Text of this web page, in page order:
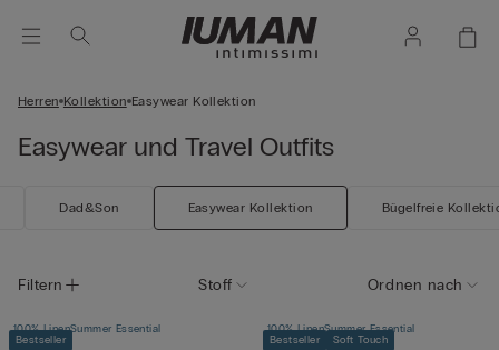
Herren Kollektion Easywear Kollektion
Easywear und Travel Outfits
Dad&Son Easywear Kollektion Bügelfreie
Filtern Stoff Ordnen nach
Bestseller
100% LinenSummer Essential
Bestseller Soft Touch
100% LinenSummer Essential